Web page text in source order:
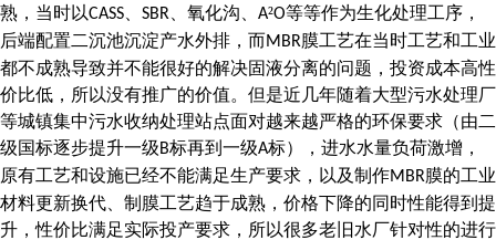
熟，当时以CASS SBR 、氧化沟、 A²O等等作为生化处理工序，
后端配置二沉池沉淀产水外排，而MBR膜工艺在当时工艺和工业
都不成熟导致并不能很好的解决固液分离的问题，投资成本高性
价比低，所以没有推广的价值。但是近几年随着大型污水处理厂
等城镇集中污水收纳处理站点面对越来越严格的环保要求（由二
级国标逐步提升一级B标再到一级A标），进水水量负荷激增，
原有工艺和设施已经不能满足生产要求，以及制作MBR膜的工业
材料更新换代、制膜工艺趋于成熟，价格下降的同时性能得到提
升，性价比满足实际投产要求，所以很多老旧水厂针对性的进行